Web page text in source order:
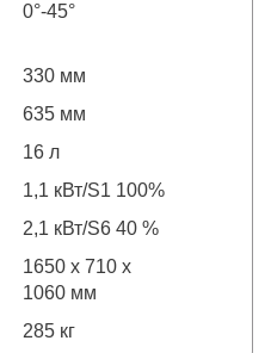
0°-45°
330 мм
635 мм
16 л
1,1 кВт/S1 100%
2,1 кВт/S6 40 %
1650 х 710 х
1060 мм
285 кг